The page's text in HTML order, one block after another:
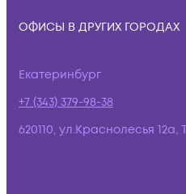
ОФИСЫ В ДРУГИХ ГОРОДАХ
Екатеринбург
+7 (343) 379-98-38
620110, ул.Краснолесья